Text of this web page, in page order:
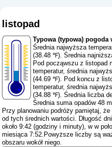
listopad
Typowa (typowa)
Średnia najwyższa
(38.48 ℉). Średnia
Pod począwszu z listopad
temperatur, średnia
(44.69 ℉). Pod koncu z
temperatur, średnia
(34.88 ℉). Średnia liczba
Średnia suma opadów 48
Przy planowaniu podróży pamiętaj,
od tych średnich wartości. Długość
około 9:42 (godziny i minuty), w w
miesiąca 7:52.Powyższe liczby są
obszaru wokół niego.